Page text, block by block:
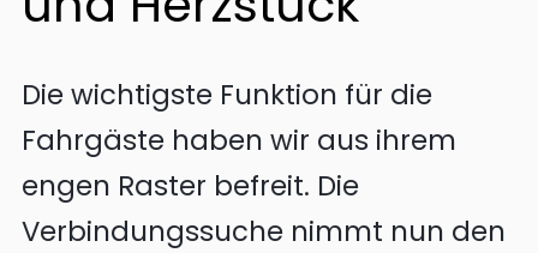
Die wichtigste Funktion für die
Fahrgäste haben wir aus ihrem
engen Raster befreit. Die
Verbindungssuche nimmt nun den